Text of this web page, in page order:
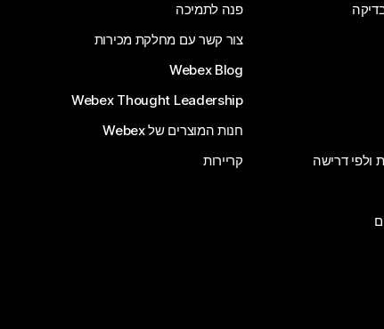
ולפי דרישה
פנה לתמיכה
צור קשר עם מחלקת מכירות
Webex Blog
Webex Thought Leadership
חנות המוצרים של Webex
קריירות